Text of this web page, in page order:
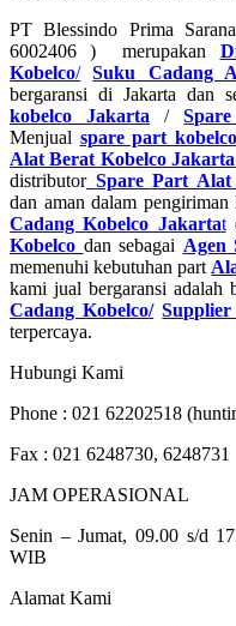
PT Blessindo Prima
6002406 ) merupakan
Kobelco/ Suku Cadang
bergaransi di Jakarta dan
kobelco Jakarta /
Menjual spare part kobelco
Alat Berat Kobelco Jakarta
distributor Spare Part
dan aman dalam
Cadang Kobelco Jakartat
Kobelco dan sebagai Agen
memenuhi kebutuhan part
kami jual bergaransi adalah
Cadang Kobelco/
terpercaya.
Hubungi Kami
Phone : 021 62202518
Fax : 021 6248730, 6248731
JAM OPERASIONAL
Senin – Jumat, 09.00 s/d
WIB
Alamat Kami